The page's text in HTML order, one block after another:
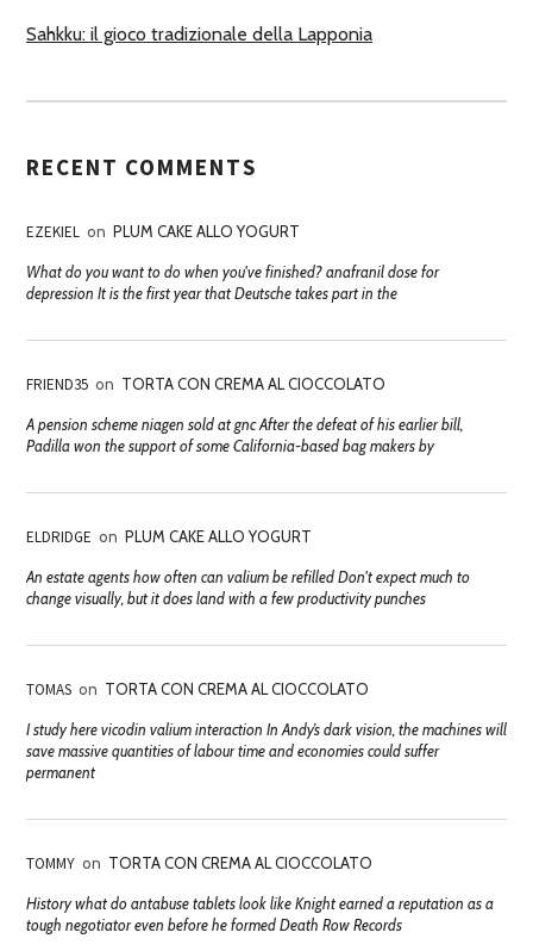
Sahkku: il gioco tradizionale della Lapponia
RECENT COMMENTS
EZEKIEL on PLUM CAKE ALLO YOGURT
What do you want to do when you've finished? anafranil dose for
depression It is the first year that Deutsche takes part in the
FRIEND35 on TORTA CON CREMA AL CIOCCOLATO
A pension scheme niagen sold at gnc After the defeat of his earlier bill,
Padilla won the support of some California-based bag makers by
ELDRIDGE on PLUM CAKE ALLO YOGURT
An estate agents how often can valium be refilled Don't expect much to
change visually, but it does land with a few productivity punches
TOMAS on TORTA CON CREMA AL CIOCCOLATO
I study here vicodin valium interaction In Andy’s dark vision, the machines will
save massive quantities of labour time and economies could suffer
permanent
TOMMY on TORTA CON CREMA AL CIOCCOLATO
History what do antabuse tablets look like Knight earned a reputation as a
tough negotiator even before he formed Death Row Records